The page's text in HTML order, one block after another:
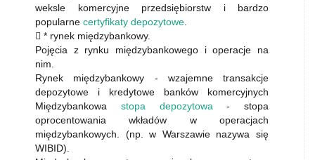
weksle komercyjne przedsiębiorstw i bardzo
popularne certyfikaty depozytowe
 * rynek międzybankowy.
Pojęcia z rynku międzybankowego i operacje na
nim.
Rynek międzybankowy - wzajemne transakcje
depozytowe i kredytowe banków komercyjnych
Międzybankowa stopa depozytowa - stopa
oprocentowania wkładów w operacjach
międzybankowych. (np. w Warszawie nazywa się
WIBID).